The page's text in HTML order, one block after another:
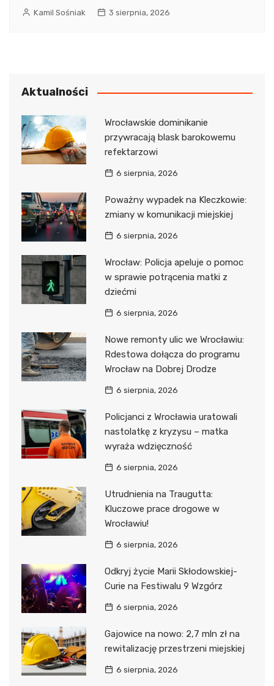
Kamil Sośniak 3 sierpnia, 2026
Aktualności
Wrocławskie dominikanie
przywracają blask barokowemu
refektarzowi
6 sierpnia, 2026
Poważny wypadek na Kleczkowie:
zmiany w komunikacji miejskiej
6 sierpnia, 2026
Wrocław: Policja apeluje o pomoc
w sprawie potrącenia matki z
dziećmi
6 sierpnia, 2026
Nowe remonty ulic we Wrocławiu:
Rdestowa dołącza do programu
Wrocław na Dobrej Drodze
6 sierpnia, 2026
Policjanci z Wrocławia uratowali
nastolatkę z kryzysu – matka
wyraża wdzięczność
6 sierpnia, 2026
Utrudnienia na Traugutta:
Kluczowe prace drogowe w
Wrocławiu!
6 sierpnia, 2026
Odkryj życie Marii Skłodowskiej-
Curie na Festiwalu 9 Wzgórz
6 sierpnia, 2026
Gajowice na nowo: 2,7 mln zł na
rewitalizację przestrzeni miejskiej
6 sierpnia, 2026